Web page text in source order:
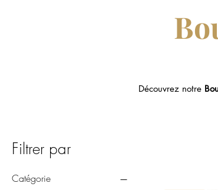
Découvrez notre
Filtrer par
Catégorie